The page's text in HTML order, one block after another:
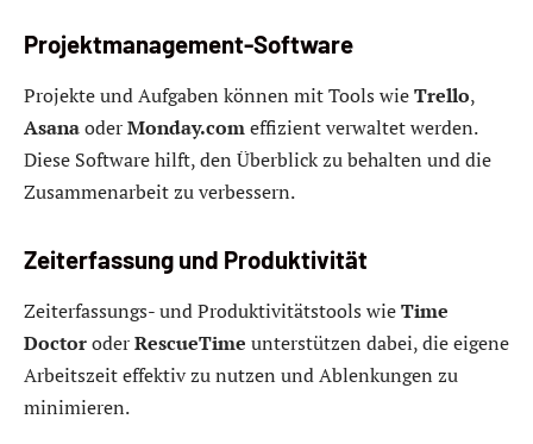
Projektmanagement-Software
Projekte und Aufgaben können mit Tools wieTrello,
AsanaoderMonday.comeffizient verwaltet werden.
Diese Software hilft, den Überblick zu behalten und die
Zusammenarbeit zu verbessern.
Zeiterfassung und Produktivität
Zeiterfassungs- und Produktivitätstools wieTime
DoctoroderRescueTime unterstützen dabei, die eigene
Arbeitszeit effektiv zu nutzen und Ablenkungen zu
minimieren.